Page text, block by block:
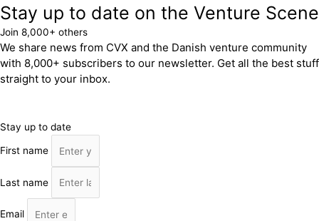
Stay up to date on the Venture Scene
Join 8,000+ others
We share news from CVX and the Danish venture community
with 8,000+ subscribers to our newsletter. Get all the best stuff
straight to your inbox.
Stay up to date
First name
Last name
Email